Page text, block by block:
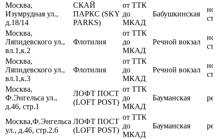
Москва,
Изумрудная ул.,
д.18/14
СКАЙ
ПАРКС (SKY
PARKS)
от ТТК
до
МКАД
Бабушкинская
Москва,
Ляпидевского ул.,
вл.1,к.2
Флотилия
от ТТК
до
МКАД
Речной вокзал
Москва,
Ляпидевского ул.,
вл.1,к.3
Флотилия
от ТТК
до
МКАД
Речной вокзал
Москва,
Ф.Энгельса ул.,
д.46, стр.1
ЛОФТ ПОСТ
(LOFT POST)
от ТТК
до
МКАД
Бауманская
Москва,Ф.Энгельса
ул., д.46, стр.2.6
ЛОФТ ПОСТ
(LOFT POST)
от ТТК
до
МКАД
Бауманская